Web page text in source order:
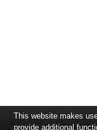
This website makes
provide additional